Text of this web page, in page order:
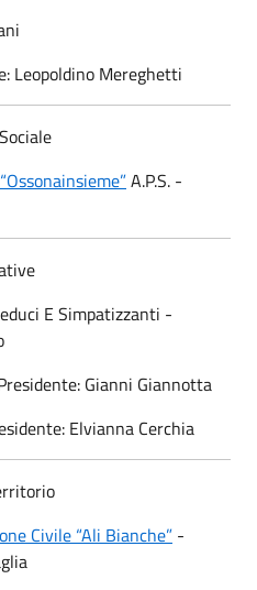
Leopoldino Mereghetti
A.P.S. -
E Simpatizzanti -
Gianni Giannotta
Elvianna Cerchia
Civile “Ali Bianche” -